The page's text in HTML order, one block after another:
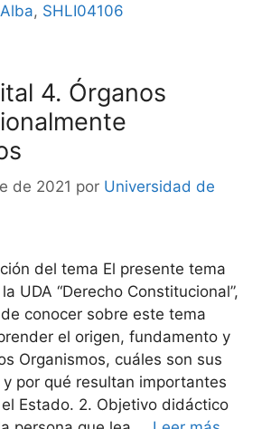
, SHLI04106
4. Órganos
de 2021 por Universidad de
del tema El presente tema
UDA “Derecho Constitucional”,
conocer sobre este tema
el origen, fundamento y
Organismos, cuáles son sus
por qué resultan importantes
Estado. 2. Objetivo didáctico